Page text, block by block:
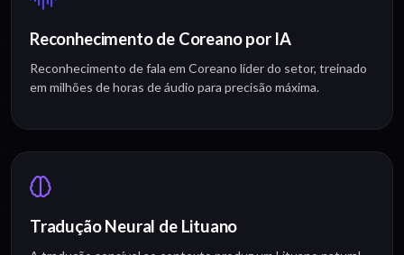
Reconhecimento de Coreano por IA
Reconhecimento de fala em Coreano líder do setor, treinado
em milhões de horas de áudio para precisão máxima.
Tradução Neural de Lituano